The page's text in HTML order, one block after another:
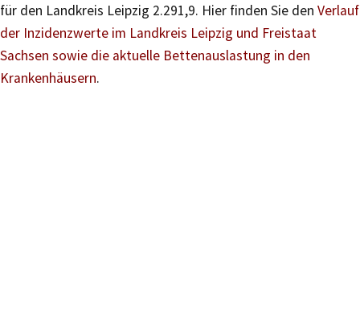
für den Landkreis Leipzig 2.291,9. Hier finden Sie den Verlauf
der Inzidenzwerte im Landkreis Leipzig und Freistaat
Sachsen sowie die aktuelle Bettenauslastung in den
Krankenhäusern.